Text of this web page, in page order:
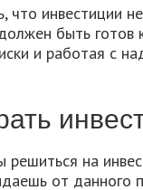
что инвестиции
быть готов
и работая с
на
от данного